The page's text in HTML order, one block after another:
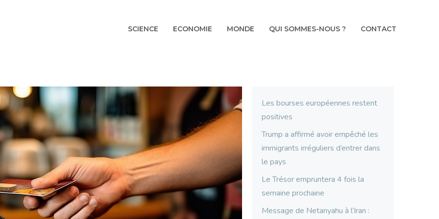
SCIENCE ECONOMIE MONDE QUI SOMMES-NOUS ? CONTACT
Les bourses européennes restent
positives
Trump a affirmé avoir empêché les
immigrants irréguliers d’entrer dans
le pays
Le Trésor empruntera 4 fois la
semaine prochaine
Message de Netanyahu à l’Iran :